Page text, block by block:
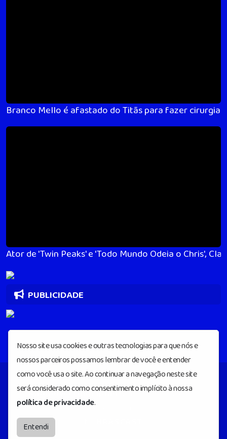
Branco Mello é afastado do Titãs para fazer cirurgia
Ator de 'Twin Peaks' e 'Todo Mundo Odeia o Chris',
PUBLICIDADE
Nosso site usa cookies e outras tecnologias para que nós e
nossos parceiros possamos lembrar de você e entender
como você usa o site. Ao continuar a navegação neste site
será considerado como consentimento implícito à nossa
política de privacidade.
Entendi
Radiolivrefmdeipiau© Todos os direitos
reservados.